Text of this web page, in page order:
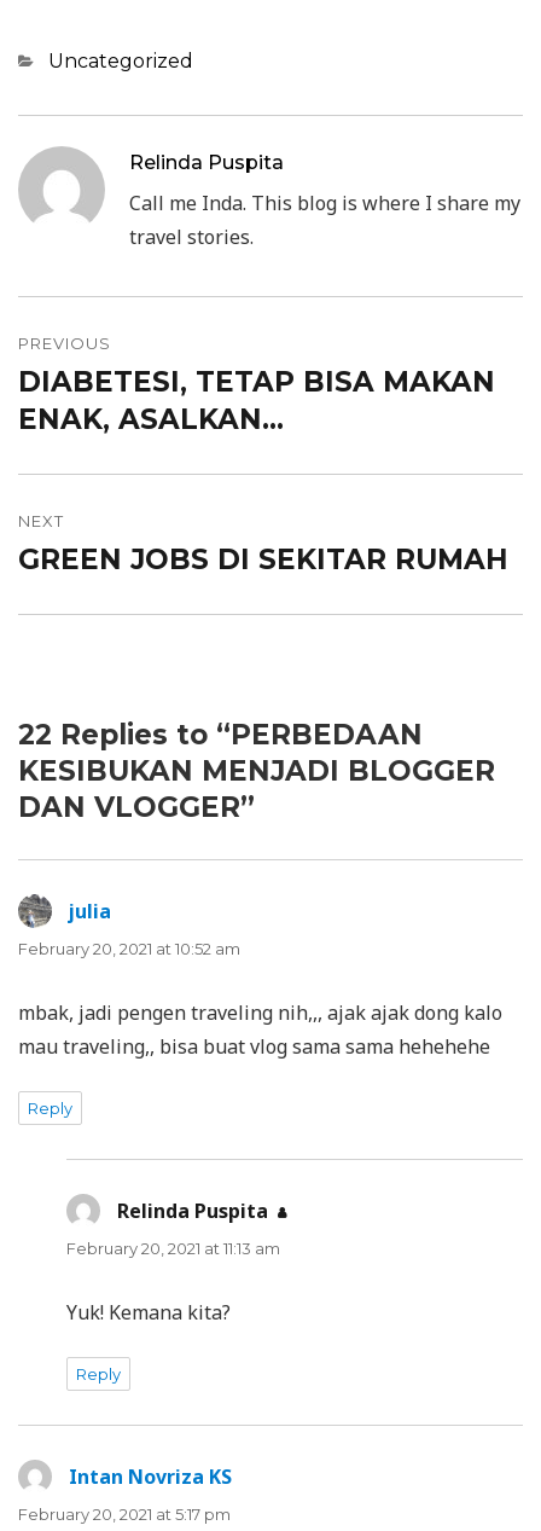
Categories
Uncategorized
Relinda Puspita
Call me Inda. This blog is where I share my
travel stories.
Post
navigation
PREVIOUS
Previous
post:
DIABETESI, TETAP BISA MAKAN
ENAK, ASALKAN…
NEXT
Next
GREEN JOBS DI SEKITAR RUMAH
22 Replies to “PERBEDAAN
KESIBUKAN MENJADI BLOGGER
DAN VLOGGER”
julia
February 20, 2021 at 10:52 am
mbak, jadi pengen traveling nih,,, ajak ajak dong kalo
mau traveling,, bisa buat vlog sama sama hehehehe
Reply
Relinda Puspita says:
February 20, 2021 at 11:13 am
Yuk! Kemana kita?
Reply
Intan Novriza KS
February 20, 2021 at 5:17 pm